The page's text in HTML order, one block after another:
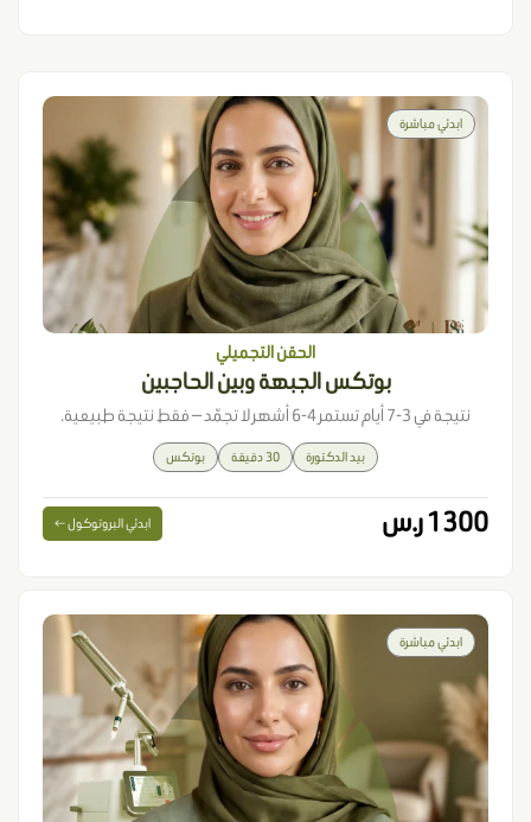
ابدئي مباشرة
الحقن التجميلي
بوتكس الجبهة وبين الحاجبين
نتيجة في 3-7 أيام تستمر 4-6 أشهر لا تجمّد — فقط نتيجة طبيعية.
بيد الدكتورة 30 دقيقة بوتكس
1300 ر.س ابدئي البروتوكول ←
ابدئي مباشرة